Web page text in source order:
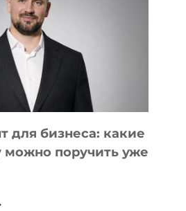
для бизнеса: какие
можно поручить уже